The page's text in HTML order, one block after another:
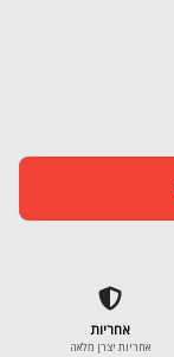
אחריות
אחריות יצרן מלאה